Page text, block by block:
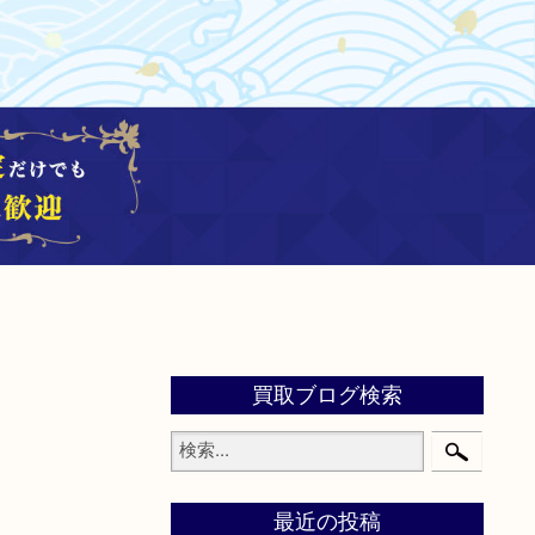
買取ブログ検索
最近の投稿